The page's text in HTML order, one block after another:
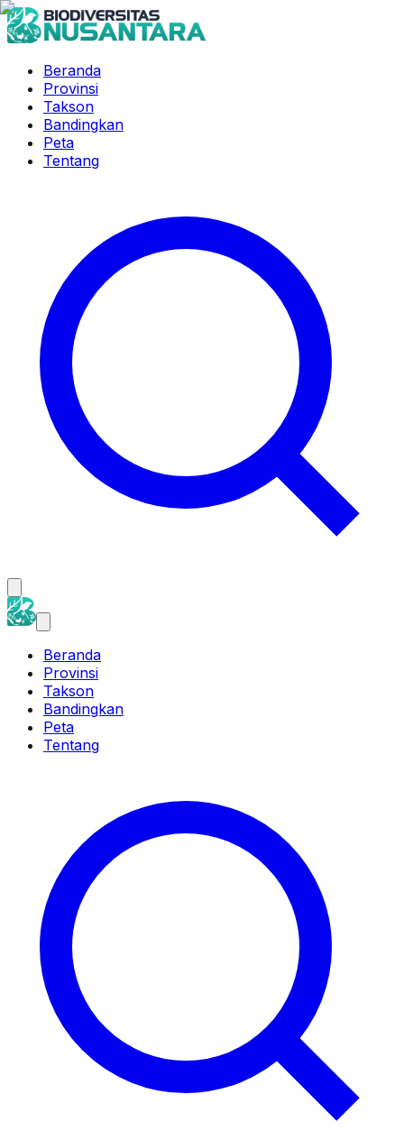
Beranda
Provinsi
Takson
Bandingkan
Peta
Tentang
Beranda
Provinsi
Takson
Bandingkan
Peta
Tentang